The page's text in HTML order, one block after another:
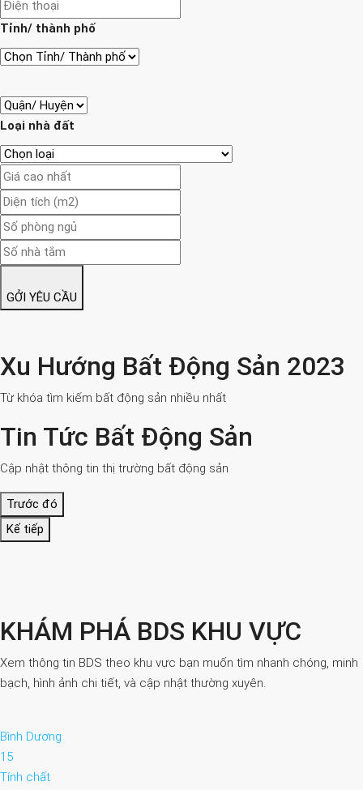
Tỉnh/ thành phố
Loại nhà đất
GỞI YÊU CẦU
Xu Hướng Bất Động Sản 2023
Từ khóa tìm kiếm bất động sản nhiều nhất
Tin Tức Bất Động Sản
Cập nhật thông tin thị trường bất động sản
Trước đó
Kế tiếp
KHÁM PHÁ BDS KHU VỰC
Xem thông tin BDS theo khu vực bạn muốn tìm nhanh chóng, minh
bạch, hình ảnh chi tiết, và cập nhật thường xuyên.
Bình Dương
15
Tính chất